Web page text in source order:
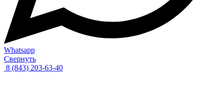
Whatsapp
Свернуть
8 (843) 203-63-40